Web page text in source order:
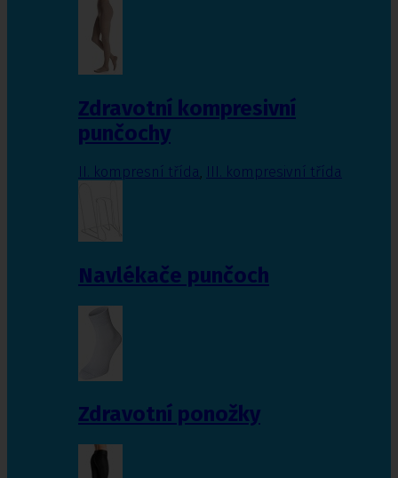
Zdravotní kompresivní
punčochy
II. kompresní třída III. kompresivní třída
Navlékače punčoch
Zdravotní ponožky